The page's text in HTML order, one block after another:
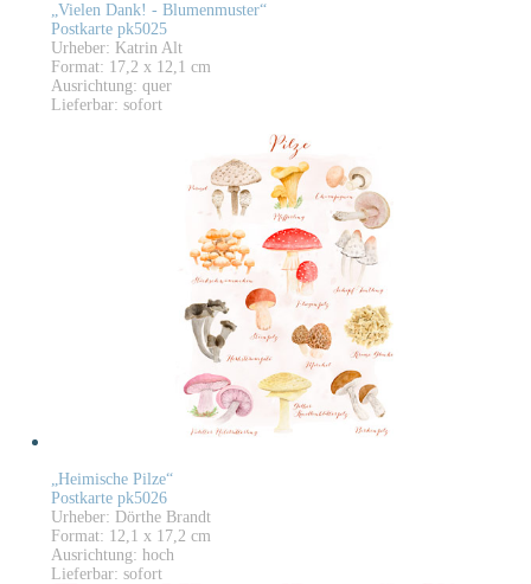
„Vielen Dank! - Blumenmuster“
Postkarte pk5025
Urheber: Katrin Alt
Format: 17,2 x 12,1 cm
Ausrichtung: quer
Lieferbar: sofort
„Heimische Pilze“
Postkarte pk5026
Urheber: Dörthe Brandt
Format: 12,1 x 17,2 cm
Ausrichtung: hoch
Lieferbar: sofort